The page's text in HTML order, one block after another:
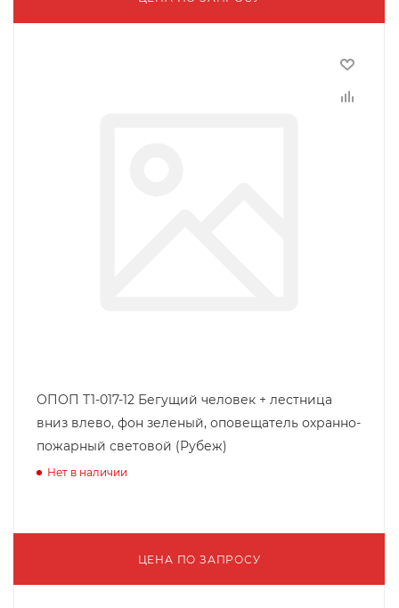
ОПОП Т1-017-12 Бегущий человек + лестница
вниз влево, фон зеленый, оповещатель охранно-
пожарный световой (Рубеж)
Нет в наличии
ЦЕНА ПО ЗАПРОСУ